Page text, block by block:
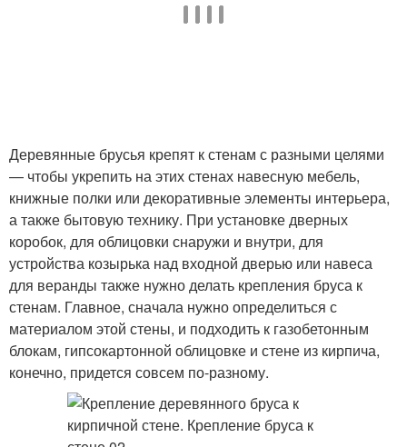
Деревянные брусья крепят к стенам с разными целями
— чтобы укрепить на этих стенах навесную мебель,
книжные полки или декоративные элементы интерьера,
а также бытовую технику. При установке дверных
коробок, для облицовки снаружи и внутри, для
устройства козырька над входной дверью или навеса
для веранды также нужно делать крепления бруса к
стенам. Главное, сначала нужно определиться с
материалом этой стены, и подходить к газобетонным
блокам, гипсокартонной облицовке и стене из кирпича,
конечно, придется совсем по-разному.